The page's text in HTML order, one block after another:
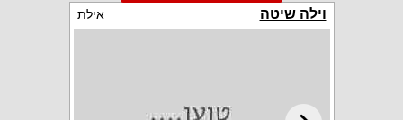
וילה שיטה אילת